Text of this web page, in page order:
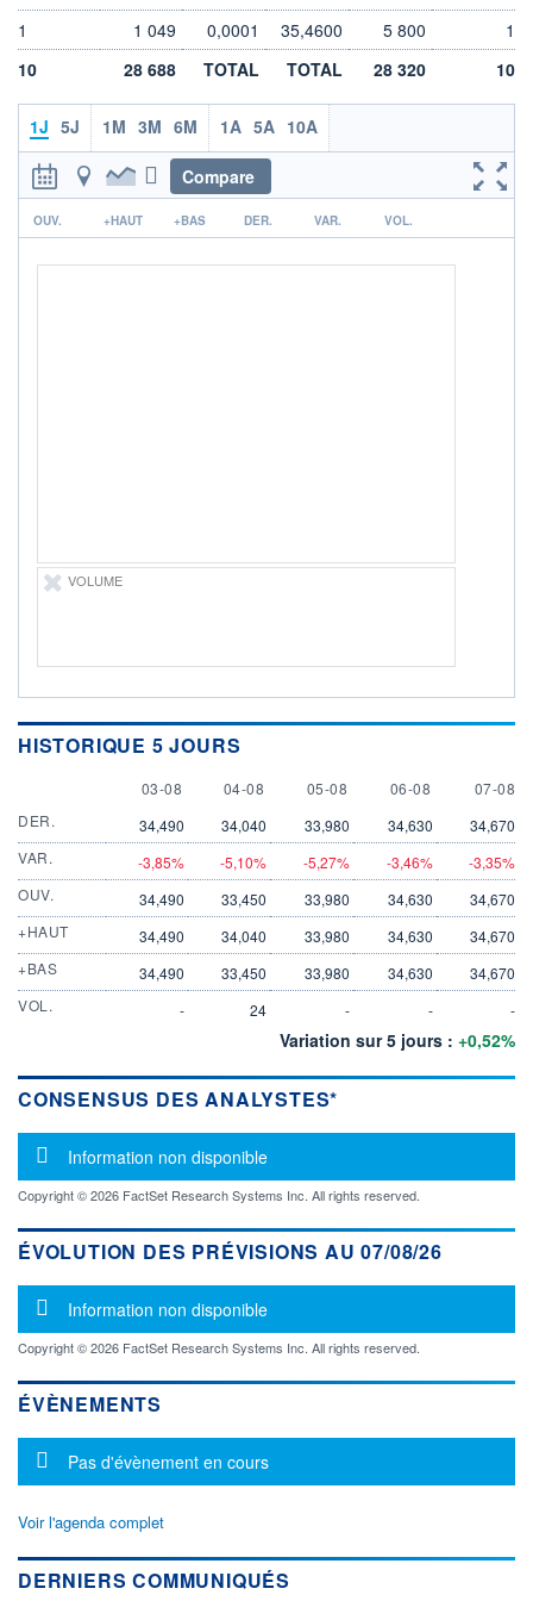
0,00 EUR -
PROCHAIN
DIVIDENDE
ÉLIGIBILITÉ
Non éligible
Boursobank
+ PORTEFEUILLE
1
1 049 0,0001 35,4600 5 800
1
10
28 688 TOTAL TOTAL 28 320 10
1J 5J 1M 3M 6M 1A 5A 10A
Compare
r
OUV. +HAUT +BAS DER. VAR. VOL.
VOLUME
HISTORIQUE 5 JOURS
3 AUGUST
03-08 4 AUGUST
04-08 5 AUGUST
05-08 6 AUGUST
06-08 7
07-08
DER.
34,490 34,040 33,980 34,630
34,670
VAR.
-3,85% -5,10% -5,27% -3,46%
-3,35%
OUV.
34,490 33,450 33,980 34,630
34,670
+HAUT
34,490 34,040 33,980 34,630
34,670
+BAS
34,490 33,450 33,980 34,630
34,670
VOL.
- 24 - - -
Variation sur 5 jours : +0,52%
CONSENSUS DES ANALYSTES*
Message d'information
Information non disponible
Copyright © 2026 FactSet Research Systems Inc. All rights reserved.
ÉVOLUTION DES PRÉVISIONS AU 07/08/26
Message d'information
Information non disponible
Copyright © 2026 FactSet Research Systems Inc. All rights reserved.
ÉVÈNEMENTS
Message d'information
Pas d'évènement en cours
Voir l'agenda complet
DERNIERS COMMUNIQUÉS